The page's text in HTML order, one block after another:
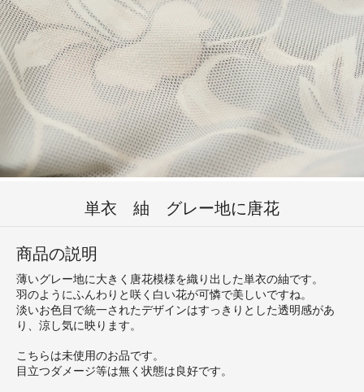
単衣 紬 グレー地に唐花
商品の説明
薄いグレー地に大きく唐花模様を織り出した単衣の紬です。
羽のようにふんわりと咲く白い花が可憐で美しいですね。
淡いお色目で統一されたデザインはすっきりとした透明感があ
り、涼し気に映ります。
こちらは未使用のお品です。
目立つダメージ等は無く状態は良好です。